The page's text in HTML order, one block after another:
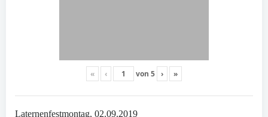
« ‹ von 5 › »
Laternenfestmontag, 02.09.2019